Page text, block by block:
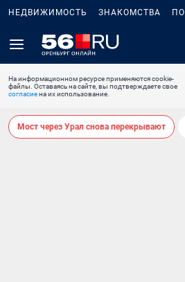
НЕДВИЖИМОСТЬ ЗНАКОМСТВА
На информационном ресурсе применяются cookie-
файлы. Оставаясь на сайте, вы подтверждаете свое
согласиена их использование.
Мост через Урал снова перекрывают